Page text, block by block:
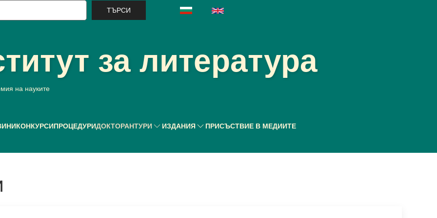
за литература
на науките
КОНКУРСИПРОЦЕДУРИДОКТОРАНТУРИ ИЗДАНИЯ ПРИСЪСТВИЕ В МЕДИИТЕ